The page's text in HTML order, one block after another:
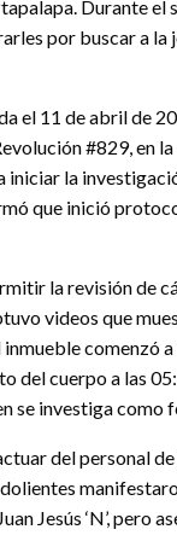
Durante el
por buscar a la
el 11 de abril de
#829, en
la
que inició
la revisión de
videos que
comenzó
del cuerpo a las
se investiga como
del personal
Jesús ‘N’, pero